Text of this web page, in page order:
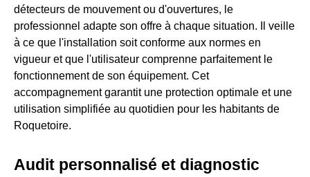
détecteurs de mouvement ou d'ouvertures, le
professionnel adapte son offre à chaque situation. Il veille
à ce que l'installation soit conforme aux normes en
vigueur et que l'utilisateur comprenne parfaitement le
fonctionnement de son équipement. Cet
accompagnement garantit une protection optimale et une
utilisation simplifiée au quotidien pour les habitants de
Roquetoire.
Audit personnalisé et diagnostic